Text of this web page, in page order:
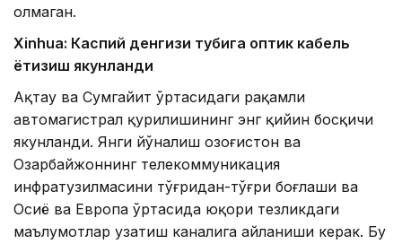
олмаган.
Xinhuа: Каспий денгизи тубига оптик кабель
ётқизиш якунланди
Ақтау ва Сумгайит ўртасидаги рақамли
автомагистрал қурилишининг энг қийин босқичи
якунланди. Янги йўналиш Қозоғистон ва
Озарбайжоннинг телекоммуникация
инфратузилмасини тўғридан-тўғри боғлаши ва
Осиё ва Европа ўртасида юқори тезликдаги
маълумотлар узатиш каналига айланиши керак. Бу